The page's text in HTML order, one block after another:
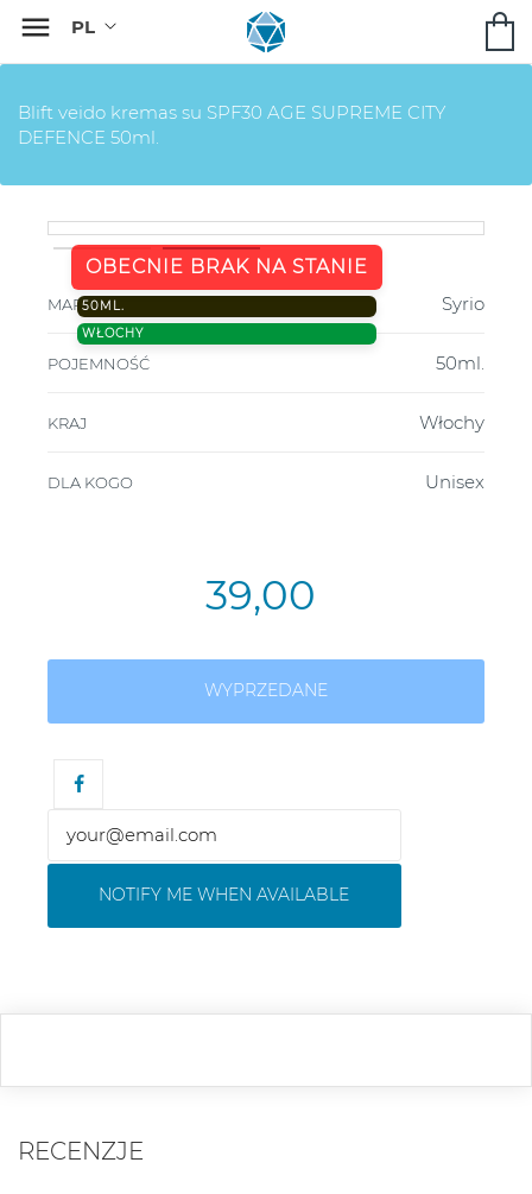

Blift veido kremas su SPF30 AGE SUPREME CITY
DEFENCE 50ml.
OBECNIE BRAK NA STANIE
50ML.
WŁOCHY
MARKA Syrio
POJEMNOŚĆ 50ml.
KRAJ Włochy
DLA KOGO Unisex
39,00
WYPRZEDANE
NOTIFY ME WHEN AVAILABLE
RECENZJE